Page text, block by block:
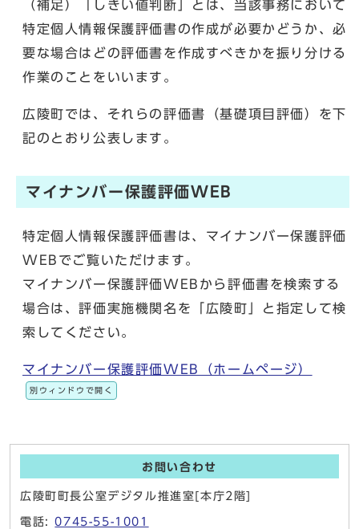
（補足）「しきい値判断」とは、当該事務において
特定個人情報保護評価書の作成が必要かどうか、必
要な場合はどの評価書を作成すべきかを振り分ける
作業のことをいいます。
広陵町では、それらの評価書（基礎項目評価）を下
記のとおり公表します。
マイナンバー保護評価WEB
特定個人情報保護評価書は、マイナンバー保護評価
WEBでご覧いただけます。
マイナンバー保護評価WEBから評価書を検索する
場合は、評価実施機関名を「広陵町」と指定して検
索してください。
マイナンバー保護評価WEB（ホームページ）
別ウィンドウで開く
お問い合わせ
広陵町町長公室デジタル推進室[本庁2階]
電話:0745-55-1001